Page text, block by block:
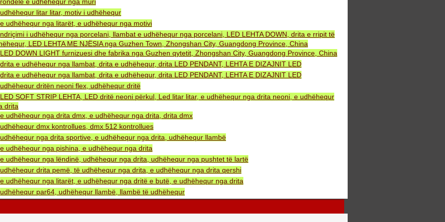
udhëhequr litar litar, motiv i udhëhequr
e udhëhequr nga litarët, e udhëhequr nga motivi
ndriçimi i udhëhequr nga porcelani, llambat e udhëhequr nga porcelani, LED LEHTA DOWN, drita e rripit të
LED LEHTA ME NJËSIA nga Guzhen Town, Zhongshan City, Guangdong Province, China
LED DOWN LIGHT furnizuesi dhe fabrika nga Guzhen qytetit, Zhongshan City, Guangdong Province, China
drita e udhëhequr nga llambat, drita e udhëhequr, drita LED PENDANT, LEHTA E DIZAJNIT LED
drita e udhëhequr nga llambat, drita e udhëhequr, drita LED PENDANT, LEHTA E DIZAJNIT LED
udhëhequr dritën neoni flex, udhëhequr dritë
LED SOFT STRIP LEHTA, LED dritë neoni përkul, Led litar litar, e udhëhequr nga drita neoni, e udhëhequr
drita
e udhëhequr nga drita dmx, e udhëhequr nga drita, drita dmx
udhëhequr dmx kontrollues, dmx 512 kontrollues
udhëhequr nga drita sportive, e udhëhequr nga drita, udhëhequr llambë
e udhëhequr nga pishina, e udhëhequr nga drita
e udhëhequr nga lëndinë, udhëhequr nga drita, udhëhequr nga pushtet të lartë
udhëhequr drita pemë, të udhëhequr nga drita, e udhëhequr nga drita qershi
e udhëhequr nga litarët, e udhëhequr nga dritë e butë, e udhëhequr nga drita
udhëhequr par64, udhëhequr llambë, llambë të udhëhequr